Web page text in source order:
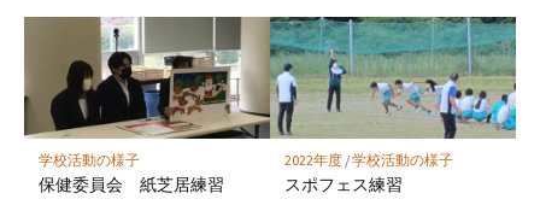
学校活動の様子
保健委員会 紙芝居練習
2022年度/学校活動の様子
スポフェス練習